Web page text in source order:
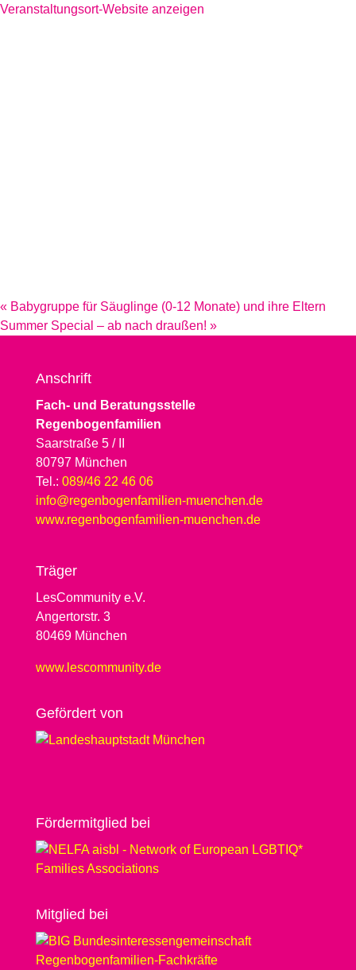
Veranstaltungsort-Website anzeigen
« Babygruppe für Säuglinge (0-12 Monate) und ihre Eltern
Summer Special – ab nach draußen! »
Anschrift
Fach- und Beratungsstelle
Regenbogenfamilien
Saarstraße 5 / II
80797 München
Tel.: 089/46 22 46 06
info@regenbogenfamilien-muenchen.de
www.regenbogenfamilien-muenchen.de
Träger
LesCommunity e.V.
Angertorstr. 3
80469 München
www.lescommunity.de
Geför­dert von
Förder­­mit­glied bei
Mit­glied bei